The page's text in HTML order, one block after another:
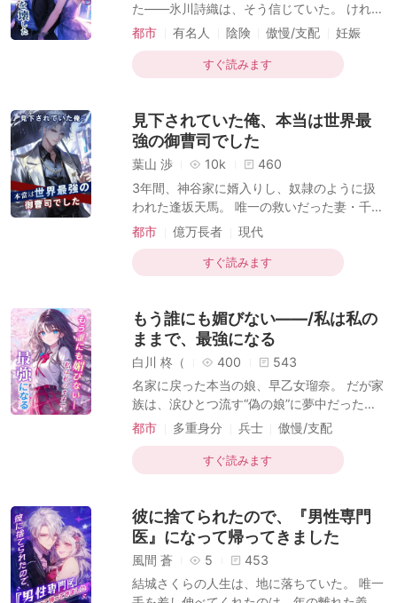
た——氷川詩織は、そう信じていた。 けれど
気がつけば、彼女の手札はすべて崩れ去って
の破壊——何もかもが壊れていった。 なぜ、
こんなことになったのか。 きっと、あの男
救うはずだったのに、彼女にとっては地獄の
扉だった。 ——これは、一人の女が「愛」を
代償に、何を失ったのかを描く痛切な記録。
都市 有名人 陰険 傲慢/支配
妊娠
ストーリー
どんでん返し 現代
すぐ読みます
見下されていた俺、本当は世界最
強の御曹司でした
葉山 渉 10k
460
3年間、神谷家に婿入りし、奴隷のように扱
われた逢坂天馬。 唯一の救いだった妻・千尋
までもが、裏切りの果てに他の男と関係を持
彼はついに“本当の姿”を明かす。 世界を動か
す超巨大資産を受け継ぐ、最強の家系の継承
間、すべてが逆転する。 土下座し、涙ながら
に謝罪する元妻。 だが彼の眼差しは、もはや
かつての彼女には向けられていなかった——
劇！
都市 億万長者 現代
すぐ読みます
もう誰にも媚びない——/私は私の
ままで、最強になる
白川 柊（ 400
543
名家に戻った本当の娘、早乙女瑠奈。 だが家
族は、涙ひとつ流す“偽の娘”に夢中だった。
侮辱、いじめ、見下し——何度も心が砕けそ
てもいい。なら私は、恐れられる存在にな
る」 家族の冷遇、世間の偏見を力に変え、彼
た彼女は、ついに誰も追いつけない場所へと
駆け上がる。 「両親に何度も傷つけられて、
辛くなかったか？」 その問いに、彼女は静か
るから」
都市 多重身分 兵士
傲慢/支配
一目惚れ
現代
すぐ読みます
彼に捨てられたので、『男性専門
医』になって帰ってきました
風間 蒼 5
453
結城さくらの人生は、地に落ちていた。 唯一